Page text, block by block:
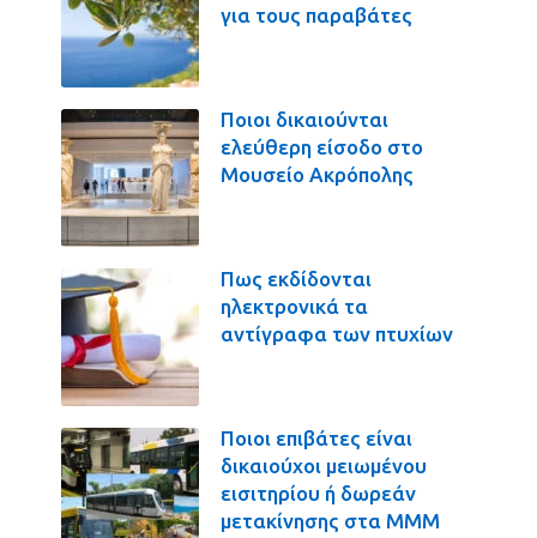
για τους παραβάτες
Ποιοι δικαιούνται
ελεύθερη είσοδο στο
Μουσείο Ακρόπολης
Πως εκδίδονται
ηλεκτρονικά τα
αντίγραφα των πτυχίων
Ποιοι επιβάτες είναι
δικαιούχοι μειωμένου
εισιτηρίου ή δωρεάν
μετακίνησης στα ΜΜΜ